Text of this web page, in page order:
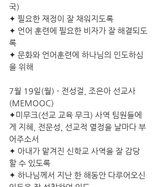
국)
✦ 필요한 재정이 잘 채워지도록
✦ 언어 훈련에 필요한 비자가 잘 해결되도
록
✦ 문화와 언어훈련에 하나님의 인도하심
을 위해
7월 19일(월) - 전성걸, 조은아 선교사
(MEMOOC)
✦미무크(선교 교육 무크) 사역 팀원들에
게 지혜, 전문성, 선교적 열정을 날마다 부
어주소서
✦ 아내가 맡겨진 신학교 사역을 잘 감당
할 수 있도록
✦ 하나님께서 지난 한 해동안 다루어오신